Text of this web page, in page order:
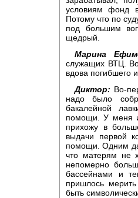
условиям фонд
Потому что по
под большим
щедрый.
Марина
служащих ВТЦ.
вдова погибшего
Диктор: Во-
надо было
бакалейной
помощи. У меня
прихожу в
выдачи первой
помощи. Одним
что матерям не
непомерно
бассейнами и
пришлось
быть